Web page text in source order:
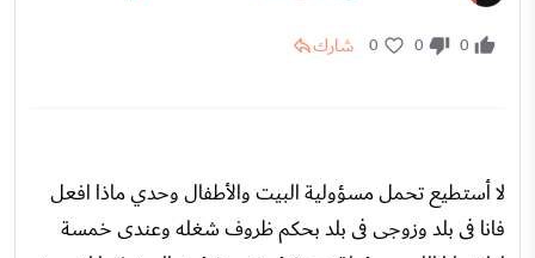
0
0
0 شارك
لا أستطيع تحمل مسؤولية البيت والأطفال وحدي ماذا افعل
فانا فى بلد وزوجى فى بلد بحكم ظروف شغله وعندى خمسة